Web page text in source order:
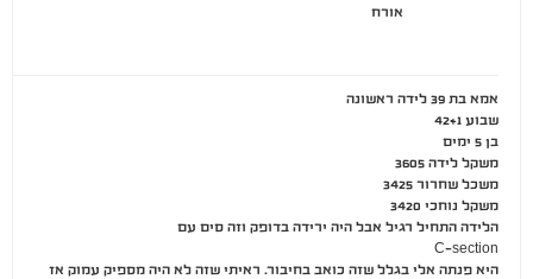
אורח
אמא בת 39 לידה ראשונה
שבוע 42+1
בן 5 ימים
משקל לידה 3605
משכל שחרור 3425
משקל נוחכי 3420
הלידה התחיל רגיל אבל היה ירידה בדופק וזה סים עם
C-section
היא פנתה אלי בגלל שזה כואב בחיבור. ראיתי שזה לא היה מספיק עמוק אז